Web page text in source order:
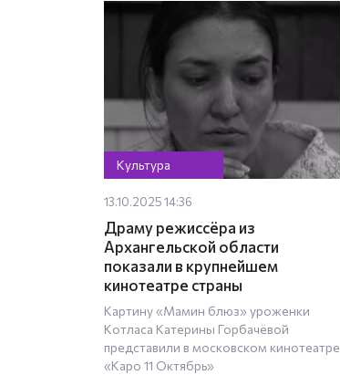
Культура
13.10.2025 14:36
Драму режиссёра из
Архангельской области
показали в крупнейшем
кинотеатре страны
Картину «Мамин блюз» уроженки
Котласа Катерины Горбачёвой
представили в московском кинотеатре
«Каро 11 Октябрь»